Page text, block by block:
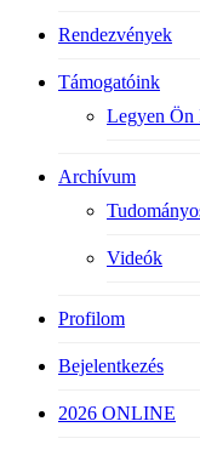
Rendezvények
Támogatóink
Legyen Ön
Archívum
Videók
Profilom
Bejelentkezés
2026 ONLINE